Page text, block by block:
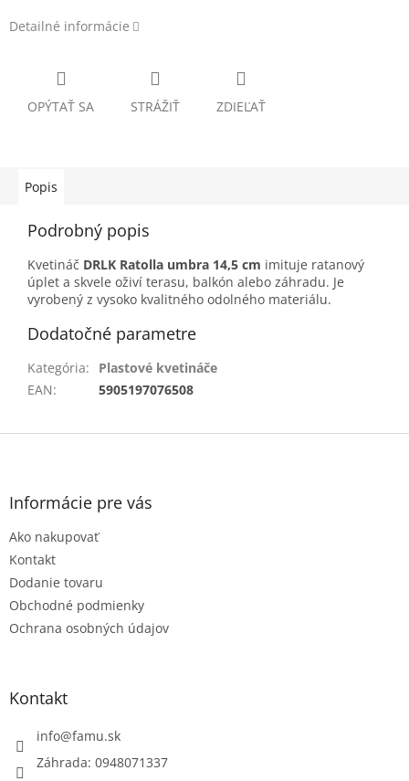
Detailné informácie
OPÝTAŤ SA STRÁŽIŤ ZDIEĽAŤ
Popis
Podrobný popis
Kvetináč DRLK Ratolla umbra 14,5 cm imituje ratanový
úplet a skvele oživí terasu, balkón alebo záhradu. Je
vyrobený z vysoko kvalitného odolného materiálu.
Dodatočné parametre
Kategória:
Plastové kvetináče
EAN: 5905197076508
Z
Informácie pre vás
Ako nakupovať
Kontakt
Dodanie tovaru
Obchodné podmienky
Ochrana osobných údajov
Kontakt
info@famu.sk
Záhrada: 0948071337